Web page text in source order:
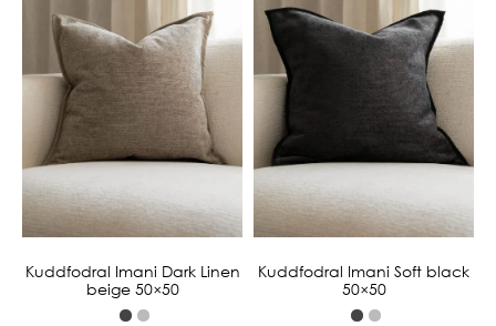
Kuddfodral Imani Dark Linen
beige 50×50
Kuddfodral Imani Soft black
50×50